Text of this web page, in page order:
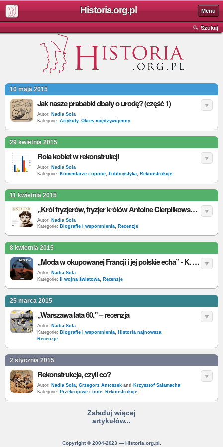
Historia.org.pl Menu
Szukaj
10 maja 2015
Jak nasze prababki dbały o urodę? (część 1)
Autor: Nadia Sola
Kategorie: Artykuły, Okres międzywojenny
29 kwietnia 2015
Rola kobiet w rekonstrukcji
Autor: Nadia Sola
Kategorie: Komentarze i opinie, Publicystyka, Rekonstrukcje
11 kwietnia 2015
„Król fryzjerów, fryzjer królów Antoine Cierplikowski” – M. Orzeszyna – recenzja
Autor: Nadia Sola
Kategorie: Biografie i wspomnienia, Recenzje
8 kwietnia 2015
„Moda w okupowanej Francji i jej polskie echa” - K. Trojanowski - recenzja
Autor: Nadia Sola
Kategorie:
II wojna światowa, Recenzje
25 marca 2015
„Warszawa lata 60.” – recenzja
Autor: Nadia Sola
Kategorie: Biografie i wspomnienia, Historia najnowsza,
Recenzje
2 stycznia 2015
Rekonstrukcja, czyli co?
Autor: Nadia Sola, Grzegorz Antoszek and
Krzysztof Sałamacha
Kategorie: Przekrojowe i inne, Rekonstrukcje
Załaduj więcej
artykułów...
Copyright © 2004-2023 — Historia.org.pl.